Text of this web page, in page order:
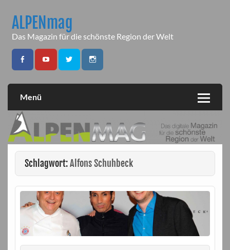
contentALPENmag
Das Magazin für die schönste Region der Welt
Menü
Schlagwort:Alfons Schuhbeck